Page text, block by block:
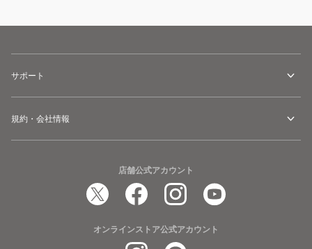
サポート
規約・会社情報
店舗公式アカウント
オンラインストア公式アカウント